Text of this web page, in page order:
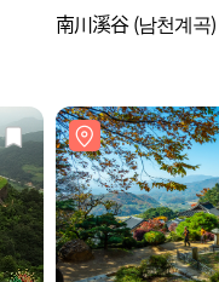
南川溪谷 (남천계곡)